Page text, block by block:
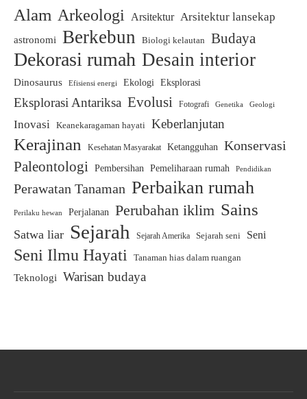
Alam Arkeologi Arsitektur Arsitektur lansekap
astronomi Berkebun Biologi kelautan Budaya
Dekorasi rumah Desain interior
Dinosaurus Efisiensi energi Ekologi Eksplorasi
Eksplorasi Antariksa Evolusi Fotografi Genetika Geologi
Inovasi Keanekaragaman hayati Keberlanjutan
Kerajinan Kesehatan Masyarakat Ketangguhan Konservasi
Paleontologi Pembersihan Pemeliharaan rumah Pendidikan
Perawatan Tanaman Perbaikan rumah
Perilaku hewan Perjalanan Perubahan iklim Sains
Satwa liar Sejarah Sejarah Amerika Sejarah seni Seni
Seni Ilmu Hayati Tanaman hias dalam ruangan
Teknologi Warisan budaya